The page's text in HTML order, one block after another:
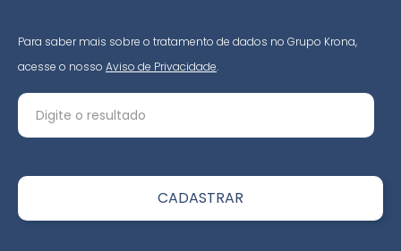
Para saber mais sobre o tratamento de dados no Grupo Krona,
acesse o nosso Aviso de Privacidade.